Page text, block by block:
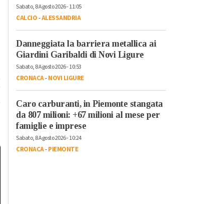
Sabato, 8 Agosto 2026 - 11:05
CALCIO-ALESSANDRIA
Danneggiata la barriera metallica ai
Giardini Garibaldi di Novi Ligure
Sabato, 8 Agosto 2026 - 10:53
CRONACA-NOVI LIGURE
Caro carburanti, in Piemonte stangata
da 807 milioni: +67 milioni al mese per
famiglie e imprese
Sabato, 8 Agosto 2026 - 10:24
CRONACA-PIEMONTE